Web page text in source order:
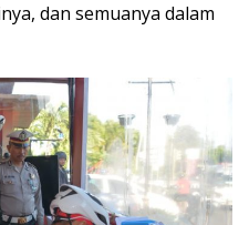
dan semuanya dalam